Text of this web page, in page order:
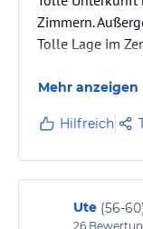
Zimmern.
Tolle Lage im
Mehr anzeigen
Hilfreich
Ute (56-60
26